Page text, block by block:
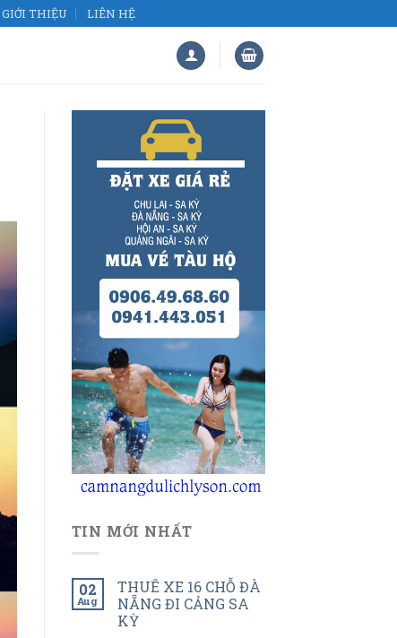
GIỚI THIỆU LIÊN HỆ
TIN MỚI NHẤT
02
Aug
THUÊ XE 16 CHỖ ĐÀ
NẴNG ĐI CẢNG SA
KỲ